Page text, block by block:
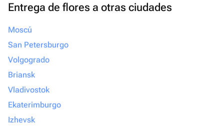
Entrega de flores a otras ciudades
Moscú
San Petersburgo
Volgogrado
Briansk
Vladivostok
Ekaterimburgo
Izhevsk